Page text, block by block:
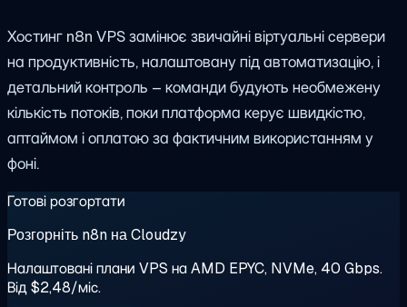
Хостинг n8n VPS замінює звичайні віртуальні сервери
на продуктивність, налаштовану під автоматизацію, і
детальний контроль – команди будують необмежену
кількість потоків, поки платформа керує швидкістю,
аптаймом і оплатою за фактичним використанням у
фоні.
Готові розгортати
Розгорніть n8n на Cloudzy
Налаштовані плани VPS на AMD EPYC, NVMe, 40 Gbps.
Від $2,48/міс.